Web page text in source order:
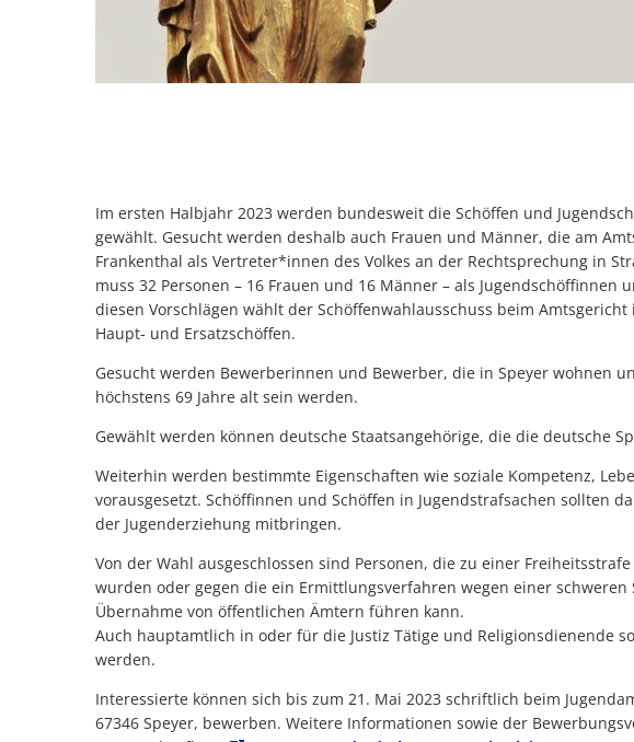
Im ersten Halbjahr 2023 werden bundesweit die Schöffen und
gewählt. Gesucht werden deshalb auch Frauen und Männer, die am
Frankenthal als Vertreter*innen des Volkes an der Rechtsprechung in
muss 32 Personen – 16 Frauen und 16 Männer – als Jugendschöffinnen
diesen Vorschlägen wählt der Schöffenwahlausschuss beim
Haupt- und Ersatzschöffen.
Gesucht werden Bewerberinnen und Bewerber, die in Speyer wohnen
höchstens 69 Jahre alt sein werden.
Gewählt werden können deutsche Staatsangehörige, die die
Weiterhin werden bestimmte Eigenschaften wie soziale Kompetenz,
vorausgesetzt. Schöffinnen und Schöffen in Jugendstrafsachen sollten
der Jugenderziehung mitbringen.
Von der Wahl ausgeschlossen sind Personen, die zu einer
wurden oder gegen die ein Ermittlungsverfahren wegen einer
Übernahme von öffentlichen Ämtern führen kann.
Auch hauptamtlich in oder für die Justiz Tätige und Religionsdienende
werden.
Interessierte können sich bis zum 21. Mai 2023 schriftlich beim
67346 Speyer, bewerben. Weitere Informationen sowie der